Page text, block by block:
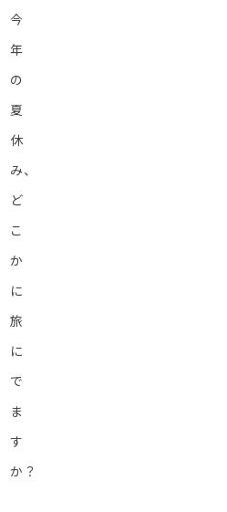
今
年
の
夏
休
み、
ど
こ
か
に
旅
に
で
ま
す
か？